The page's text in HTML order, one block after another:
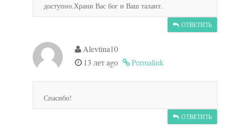
доступно.Храни Вас бог и Ваш талант.
ОТВЕТИТЬ
Alevtina10
13 лет ago
Permalink
Спасибо!
ОТВЕТИТЬ